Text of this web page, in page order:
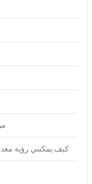
كيف يمكنني رؤية